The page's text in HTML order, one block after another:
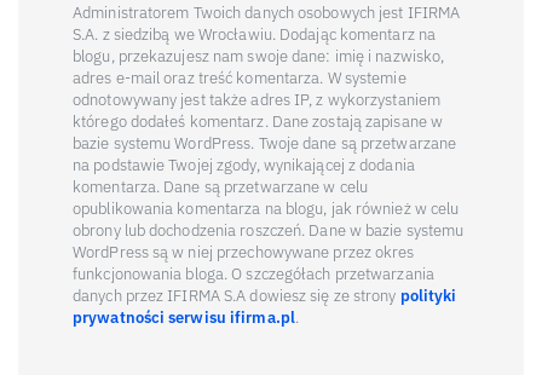
Administratorem Twoich danych osobowych jest IFIRMA
S.A. z siedzibą we Wrocławiu. Dodając komentarz na
blogu, przekazujesz nam swoje dane: imię i nazwisko,
adres e-mail oraz treść komentarza. W systemie
odnotowywany jest także adres IP, z wykorzystaniem
którego dodałeś komentarz. Dane zostają zapisane w
bazie systemu WordPress. Twoje dane są przetwarzane
na podstawie Twojej zgody, wynikającej z dodania
komentarza. Dane są przetwarzane w celu
opublikowania komentarza na blogu, jak również w celu
obrony lub dochodzenia roszczeń. Dane w bazie systemu
WordPress są w niej przechowywane przez okres
funkcjonowania bloga. O szczegółach przetwarzania
danych przez IFIRMA S.A dowiesz się ze strony polityki
prywatności serwisu ifirma.pl.